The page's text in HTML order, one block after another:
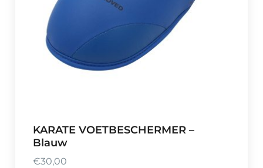
KARATE VOETBESCHERMER –
Blauw
€30,00